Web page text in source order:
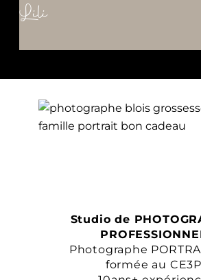
Lili
Studio de
Photographe
formée au CE3P